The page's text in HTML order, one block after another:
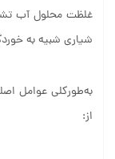
غلظت محلول آب
شیاری شبیه به
به‌طورکلی عوامل
از: